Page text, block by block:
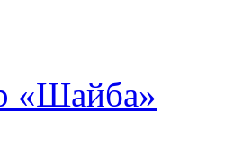
«Шайба»